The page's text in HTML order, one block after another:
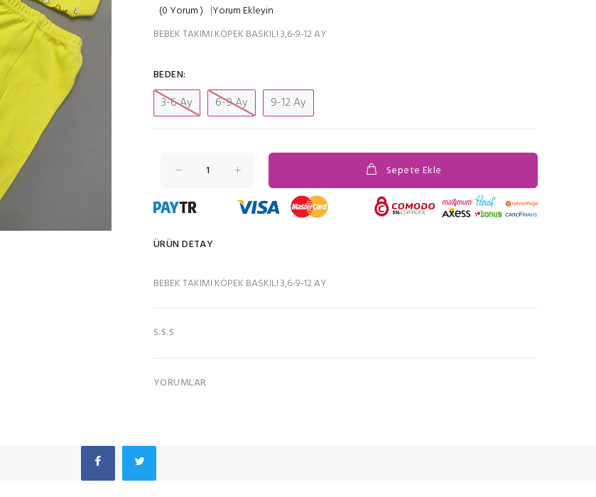
(0 Yorum ) |Yorum Ekleyin
BEBEK TAKIMI KÖPEK BASKILI 3,6-9-12 AY
BEDEN:
3-6 Ay 6-9 Ay 9-12 Ay
Sepete Ekle
ÜRÜN DETAY
BEBEK TAKIMI KÖPEK BASKILI 3,6-9-12 AY
S.S.S
YORUMLAR